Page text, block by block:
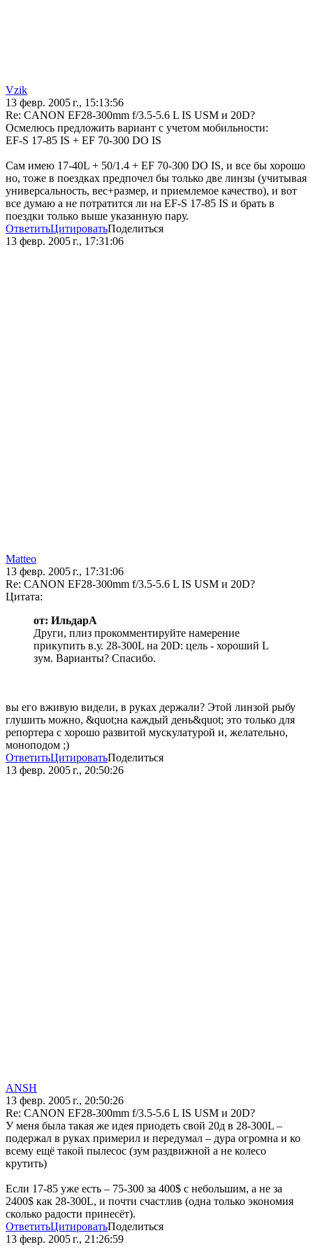
Vzik
13 февр. 2005 г., 15:13:56
Re: CANON EF28-300mm f/3.5-5.6 L IS USM и 20D?
Осмелюсь предложить вариант с учетом мобильности:
EF-S 17-85 IS + EF 70-300 DO IS
Сам имею 17-40L + 50/1.4 + EF 70-300 DO IS, и все бы хорошо
но, тоже в поездках предпочел бы только две линзы (учитывая
универсальность, вес+размер, и приемлемое качество), и вот
все думаю а не потратится ли на EF-S 17-85 IS и брать в
поездки только выше указанную пару.
ОтветитьЦитироватьПоделиться
13 февр. 2005 г., 17:31:06
Matteo
13 февр. 2005 г., 17:31:06
Re: CANON EF28-300mm f/3.5-5.6 L IS USM и 20D?
Цитата:
от: ИльдарА
Други, плиз прокомментируйте намерение
прикупить в.у. 28-300L на 20D: цель - хороший L
зум. Варианты? Спасибо.
вы его вживую видели, в руках держали? Этой линзой рыбу
глушить можно, &quot;на каждый день&quot; это только для
репортера с хорошо развитой мускулатурой и, желательно,
моноподом ;)
ОтветитьЦитироватьПоделиться
13 февр. 2005 г., 20:50:26
ANSH
13 февр. 2005 г., 20:50:26
Re: CANON EF28-300mm f/3.5-5.6 L IS USM и 20D?
У меня была такая же идея приодеть свой 20д в 28-300L –
подержал в руках примерил и передумал – дура огромна и ко
всему ещё такой пылесос (зум раздвижной а не колесо
крутить)
Если 17-85 уже есть – 75-300 за 400$ с небольшим, а не за
2400$ как 28-300L, и почти счастлив (одна только экономия
сколько радости принесёт).
ОтветитьЦитироватьПоделиться
13 февр. 2005 г., 21:26:59